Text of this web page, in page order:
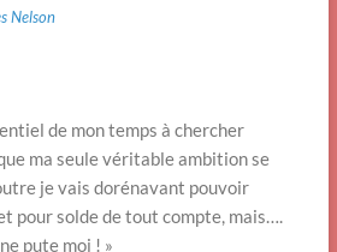
Nelson
de mon temps à chercher
ma seule véritable ambition se
je vais dorénavant pouvoir
pour solde de tout compte, mais….
pute moi ! »